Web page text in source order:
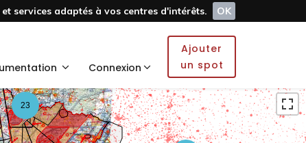
services adaptés à vos centres d'intérêts.
OK
Connexion
Ajouter
un spot
23